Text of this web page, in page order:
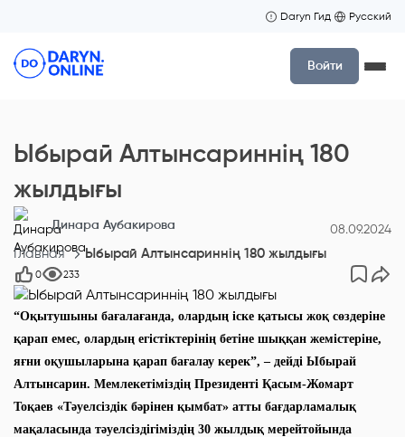
Daryn Гид Русский
Войти
Ыбырай Алтынсариннің 180
жылдығы
Динара Аубакирова 08.09.2024
Главная Ыбырай Алтынсариннің 180 жылдығы
0 233
“Оқытушыны бағалағанда, олардың іске қатысы жоқ сөздеріне
қарап емес, олардың егістіктерінің бетіне шыққан жемістеріне,
яғни оқушыларына қарап бағалау керек”, – дейді Ыбырай
Алтынсарин. Мемлекетіміздің Президенті Қасым-Жомарт
Тоқаев «Тәуелсіздік бәрінен қымбат» атты бағдарламалық
мақаласында тәуелсіздігіміздің 30 жылдық мерейтойында